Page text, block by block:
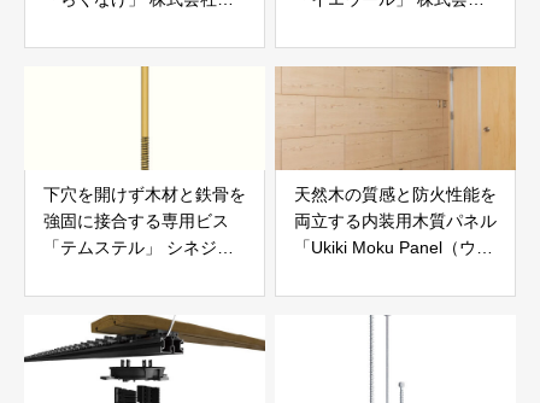
下穴を開けず木材と鉄骨を
強固に接合する専用ビス
「テムステル」 シネジッ
天然木の質感と防火性能を
両立する内装用木質パネル
「Ukiki Moku Panel（ウキ
社サンパテック